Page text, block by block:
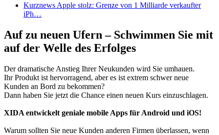
Kurznews Apple stolz: Grenze von 1 Milliarde verkaufter
iPh…
Auf zu neuen Ufern – Schwimmen Sie mit
auf der Welle des Erfolges
Der dramatische Anstieg Ihrer Neukunden wird Sie umhauen.
Ihr Produkt ist hervorragend, aber es ist extrem schwer neue
Kunden an Bord zu bekommen?
Dann haben Sie jetzt die Chance einen neuen Kurs einzuschlagen.
XIDA entwickelt geniale mobile Apps für Android und iOS!
Warum sollten Sie neue Kunden anderen Firmen überlassen, wenn